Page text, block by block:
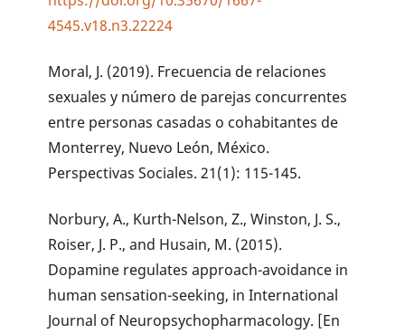
4545.v18.n3.22224
Moral, J. (2019). Frecuencia de relaciones
sexuales y número de parejas concurrentes
entre personas casadas o cohabitantes de
Monterrey, Nuevo León, México.
Perspectivas Sociales. 21(1): 115-145.
Norbury, A., Kurth-Nelson, Z., Winston, J. S.,
Roiser, J. P., and Husain, M. (2015).
Dopamine regulates approach-avoidance in
human sensation-seeking, in International
Journal of Neuropsychopharmacology. [En